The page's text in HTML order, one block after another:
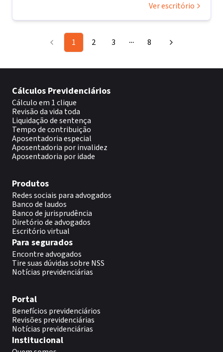
Ver escritório
1 2 3 More pages
8
Cálculos Previdenciários
Cálculo em 1 clique
Revisão da vida toda
Liquidação de sentença
Tempo de contribuição
Aposentadoria especial
Aposentadoria por invalidez
Aposentadoria por idade
Produtos
Redes sociais para advogados
Banco de laudos
Banco de jurisprudência
Diretório de advogados
Escritório virtual
Para segurados
Encontre advogados
Tire suas dúvidas sobre NSS
Notícias previdenciárias
Portal
Benefícios previdenciários
Revisões previdenciárias
Notícias previdenciárias
Institucional